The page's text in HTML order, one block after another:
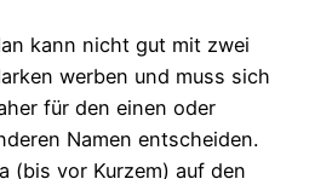
kann nicht gut mit zwei
werben und muss sich
für den einen oder
Namen entscheiden.
(bis vor Kurzem) auf den